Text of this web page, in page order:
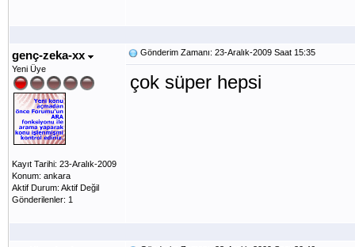
genç-zeka-xx
Yeni Üye
Kayıt Tarihi: 23-Aralık-2009
Konum: ankara
Aktif Durum: Aktif Değil
Gönderilenler: 1
Gönderim Zamanı: 23-Aralık-2009 Saat 15:35
çok süper hepsi